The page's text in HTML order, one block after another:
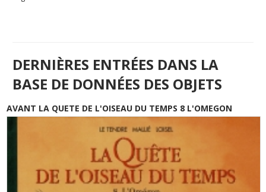
DERNIÈRES ENTRÉES DANS LA
BASE DE DONNÉES DES OBJETS
AVANT LA QUETE DE L'OISEAU DU TEMPS 8 L'OMEGON